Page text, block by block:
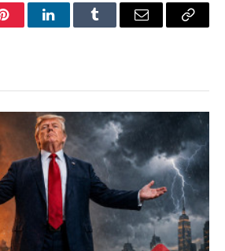
PinterestLinkedInTumblr Email
Copy